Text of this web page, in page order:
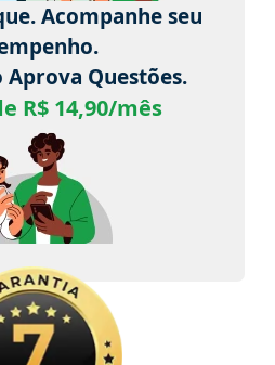
Acompanhe seu
Aprova Questões.
R$ 14,90/mês